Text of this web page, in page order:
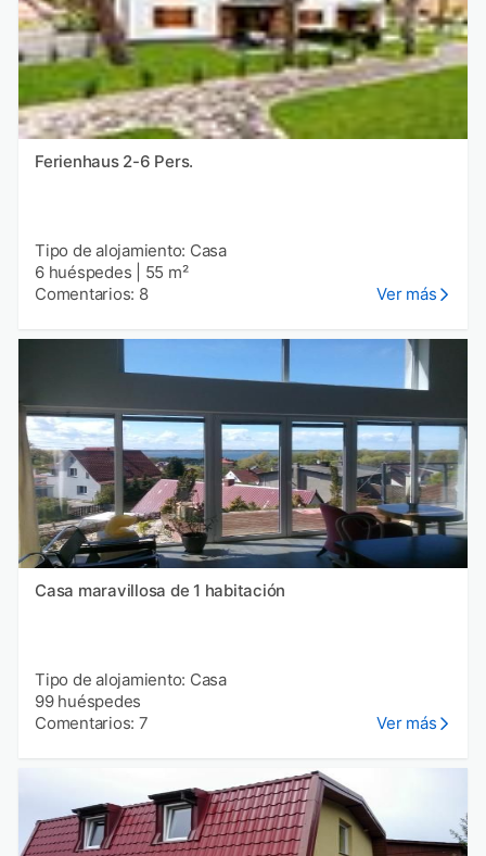
Ferienhaus 2-6 Pers.
Tipo de alojamiento: Casa
6 huéspedes
55 m²
Comentarios: 8
Ver más
Casa maravillosa de 1 habitación
Tipo de alojamiento: Casa
99 huéspedes
Comentarios: 7
Ver más